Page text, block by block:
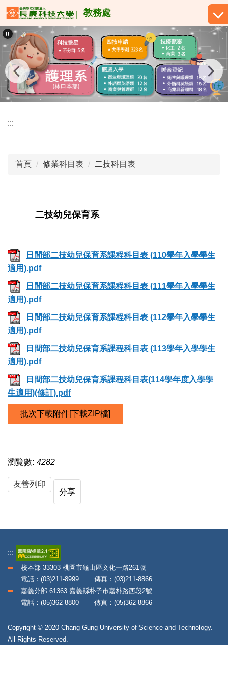
跳
到
主
要
內
容
區
教務處
:::
首頁 修業科目表 二技科目表
二技幼兒保育系
日間部二技幼兒保育系課程科目表 (110學年入學學生
適用).pdf
日間部二技幼兒保育系課程科目表 (111學年入學學生
適用).pdf
日間部二技幼兒保育系課程科目表 (112學年入學學生
適用).pdf
日間部二技幼兒保育系課程科目表 (113學年入學學生
適用).pdf
日間部二技幼兒保育系課程科目表(114學年度入學學
生適用)(修訂).pdf
批次下載附件[下載ZIP檔]
瀏覽數: 4282
友善列印
分享
:::
校本部 33303 桃園市龜山區文化一路261號
電話：(03)211-8999 傳真：(03)211-8866
嘉義分部 61363 嘉義縣朴子市嘉朴路西段2號
電話：(05)362-8800 傳真：(05)362-8866
Copyright © 2020 Chang Gung University of Science and Technology.
All Rights Reserved.